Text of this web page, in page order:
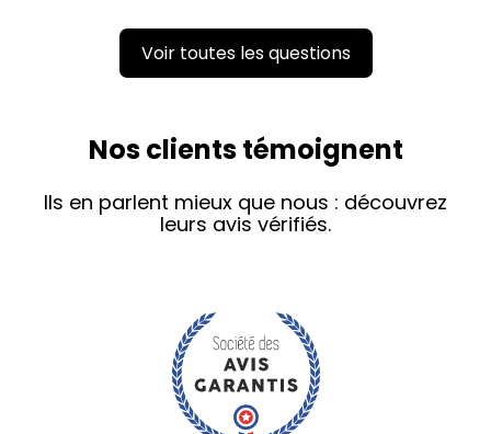
Voir toutes les questions
Nos clients témoignent
Ils en parlent mieux que nous : découvrez
leurs avis vérifiés.